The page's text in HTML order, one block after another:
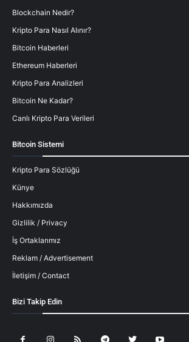
Blockchain Nedir?
Kripto Para Nasıl Alınır?
Bitcoin Haberleri
Ethereum Haberleri
Kripto Para Analizleri
Bitcoin Ne Kadar?
Canlı Kripto Para Verileri
Bitcoin Sistemi
Kripto Para Sözlüğü
Künye
Hakkımızda
Gizlilik / Privacy
İş Ortaklarımız
Reklam / Advertisement
İletişim / Contact
Bizi Takip Edin